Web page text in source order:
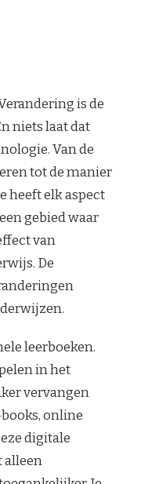
is de
niets laat dat
Van de
tot de manier
heeft elk aspect
gebied waar
van
De
leerboeken.
in het
vervangen
online
digitale
alleen